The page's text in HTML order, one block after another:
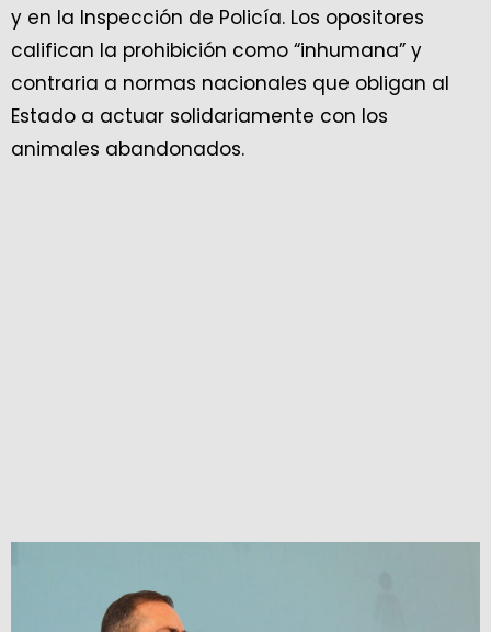
y en la Inspección de Policía. Los opositores
califican la prohibición como “inhumana” y
contraria a normas nacionales que obligan al
Estado a actuar solidariamente con los
animales abandonados.